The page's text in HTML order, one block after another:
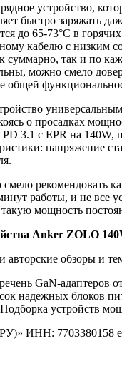
устройство,
быстро заряжать
до 65-73°C в
кабелю с низким
так и по
можно смело
общей
о просадках
3.1 с EPR на
напряжение
рекомендовать
работы, и не все
мощность
Anker ZOLO
обзоры и
GaN-адаптеров
надежных блоков
устройств
ИНН: 7703380158